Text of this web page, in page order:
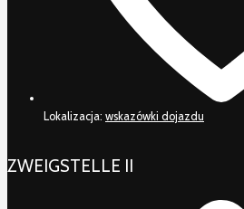
Lokalizacja: wskazówki dojazdu
ZWEIGSTELLE II